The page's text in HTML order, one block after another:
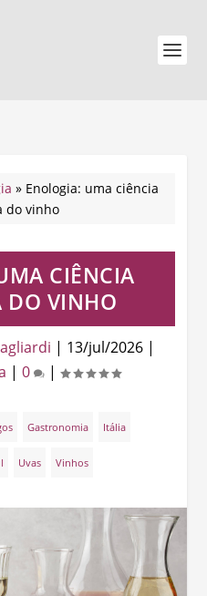
» Enologia: uma ciência
do vinho
CIÊNCIA
DO VINHO
| 13/jul/2026|
| 0 |
Gastronomia Itália
Uvas Vinhos